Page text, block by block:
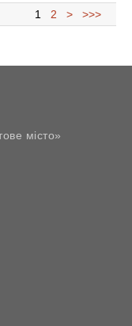
1 2 > >>>
місто»